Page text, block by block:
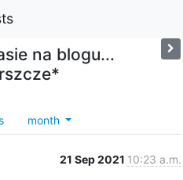
na blogu...
month
21 Sep 2021 10:23 a.m.